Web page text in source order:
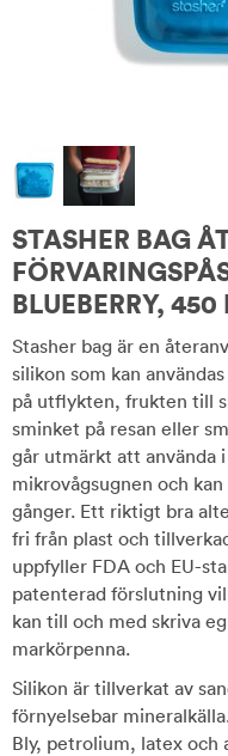
STASHER BAG
BLUEBERRY, 450
Stasher bag är en
silikon som kan
på utflykten, frukten till
sminket på resan eller
går utmärkt att använda
mikrovågsugnen och
gånger. Ett riktigt bra
fri från plast och
uppfyller FDA och EU-
patenterad förslutning
kan till och med skriva
markörpenna.
Silikon är tillverkat av
förnyelsebar
Bly, petrolium, latex och